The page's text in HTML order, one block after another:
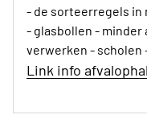
- de sorteerregels in
- glasbollen - minder
verwerken - scholen
Link info